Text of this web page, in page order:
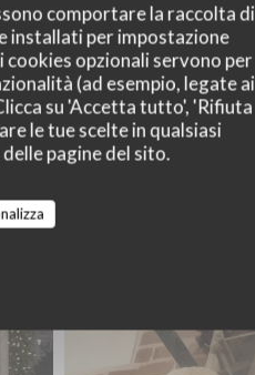
comportare la raccolta di
installati per impostazione
opzionali servono per
(ad esempio, legate ai
su 'Accetta tutto', 'Rifiuta
le tue scelte in qualsiasi
pagine del sito.